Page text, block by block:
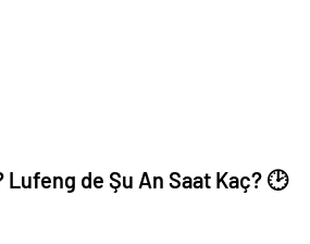
Lufeng de Şu An Saat Kaç? 🕑